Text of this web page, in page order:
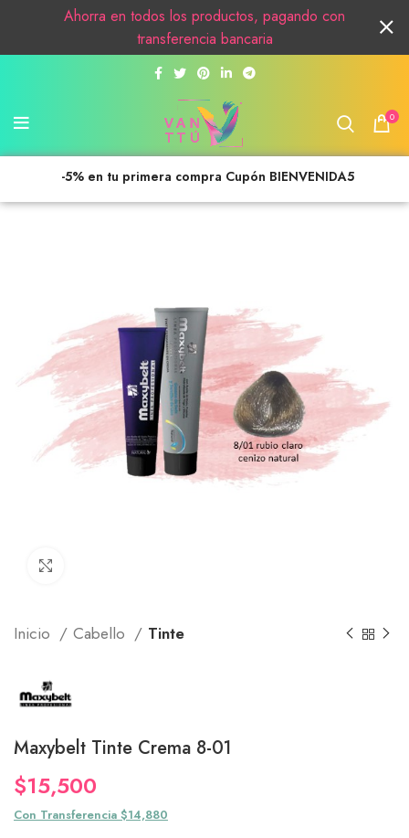
0
-5% en tu primera compra Cupón BIENVENIDA5
Inicio Cabello Tinte
Maxybelt Tinte Crema 8-01
$15,500
Con Transferencia $14,880
Ahorra en todos los productos, pagando con
transferencia bancaria